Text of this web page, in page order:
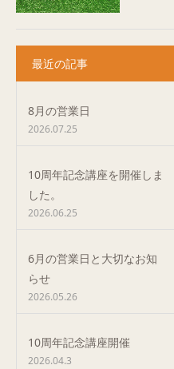
最近の記事
8月の営業日
2026.07.25
10周年記念講座を開催しま
した。
2026.06.25
6月の営業日と大切なお知
らせ
2026.05.26
10周年記念講座開催
2026.04.3